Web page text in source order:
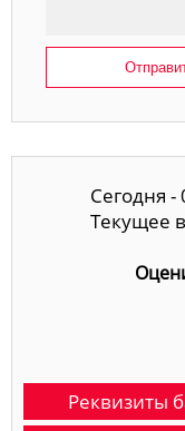
Сегодня -
Текущее
Реквизиты